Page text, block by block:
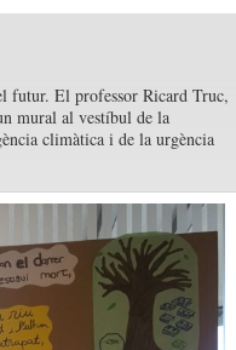
futur. El professor Ricard Truc,
mural al vestíbul de la
climàtica i de la urgència